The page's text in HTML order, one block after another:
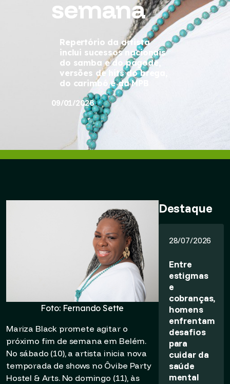
semana
Repertório da artista
inclui sucessos nacionais
do samba e do pagode,
versões de hits do brega,
do carimbó e da MPB
09/01/2026
Foto: Fernando Sette
Mariza Black promete agitar o
próximo fim de semana em Belém.
No sábado (10), a artista inicia nova
temporada de shows no Ôvibe Party
Hostel & Arts. No domingo (11), às
Destaque
28/07/2026
Entre
estigmas
e
cobranças,
homens
enfrentam
desafios
para
cuidar da
saúde
mental